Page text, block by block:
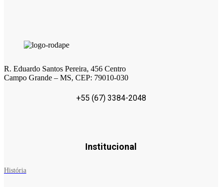
R. Eduardo Santos Pereira, 456 Centro
Campo Grande – MS, CEP: 79010-030
+55 (67) 3384-2048
Institucional
História